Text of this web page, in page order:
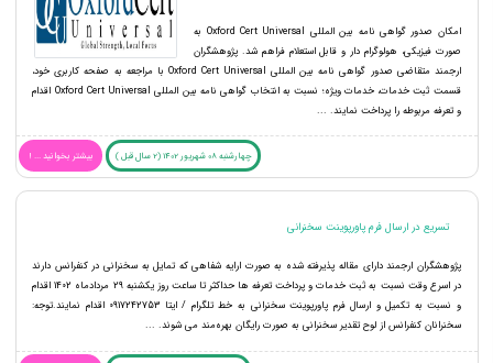
امکان صدور گواهی نامه بین المللی Oxford Cert Universal به
صورت فیزیکی، هولوگرام دار و قابل استعلام فراهم شد. پژوهشگران
ارجمند متقاضی صدور گواهی نامه بین المللی Oxford Cert Universal با مراجعه به صفحه کاربری خود،
قسمت ثبت خدمات، خدمات ویژه؛ نسبت به انتخاب گواهی نامه بین المللی Oxford Cert Universal اقدام
و تعرفه مربوطه را پرداخت نمایند. ...
چهارشنبه 08 شهریور 1402 (2 سال قبل ) بیشتر بخوانید ... !
تسریع در ارسال فرم پاورپوینت سخنرانی
پژوهشگران ارجمند دارای مقاله پذیرفته شده به صورت ارایه شفاهی که تمایل به سخنرانی در کنفرانس دارند
در اسرع وقت نسبت به ثبت خدمات و پرداخت تعرفه ها حداکثر تا ساعت روز یکشنبه 29 مردادماه 1402 اقدام
و نسبت به تکمیل و ارسال فرم پاورپوینت سخنرانی به خط تلگرام / ایتا 0917242753 اقدام نمایند.توجه:
سخنرانان کنفرانس از لوح تقدیر سخنرانی به صورت رایگان بهره‌مند می شوند. ...